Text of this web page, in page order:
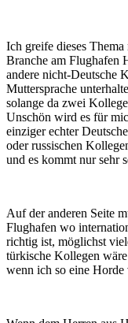
Ich greife dieses
Branche am Flughafen
andere nicht-Deutsche
Muttersprache
solange da zwei
Unschön wird es für
einziger echter
oder russischen
und es kommt nur sehr
Auf der anderen Seite
Flughafen wo
richtig ist, möglichst
türkische Kollegen
wenn ich so eine